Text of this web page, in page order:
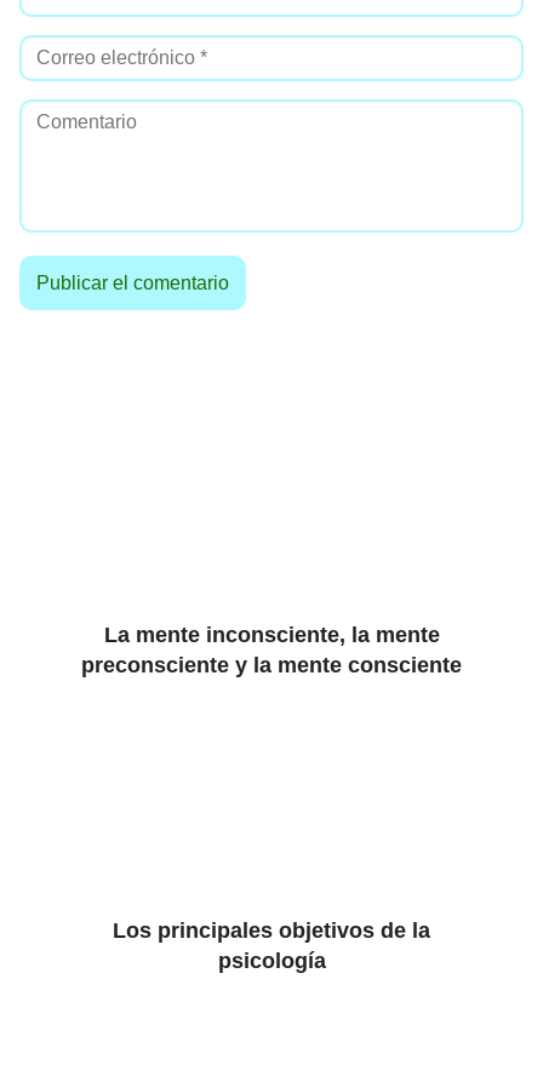
La mente inconsciente, la mente
preconsciente y la mente consciente
Los principales objetivos de la
psicología